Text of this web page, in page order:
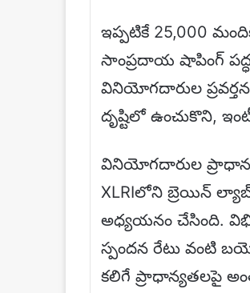
ఇప్పటికే 25,000
సాంప్రదాయ షాపింగ్
వినియోగదారుల
దృష్టిలో ఉంచుకొని,
వినియోగదారుల
XLRIలోని బ్రెయిన్
అధ్యయనం చేసింది.
స్పందన రేటు వంటి
కలిగే ప్రాధాన్యతలపై